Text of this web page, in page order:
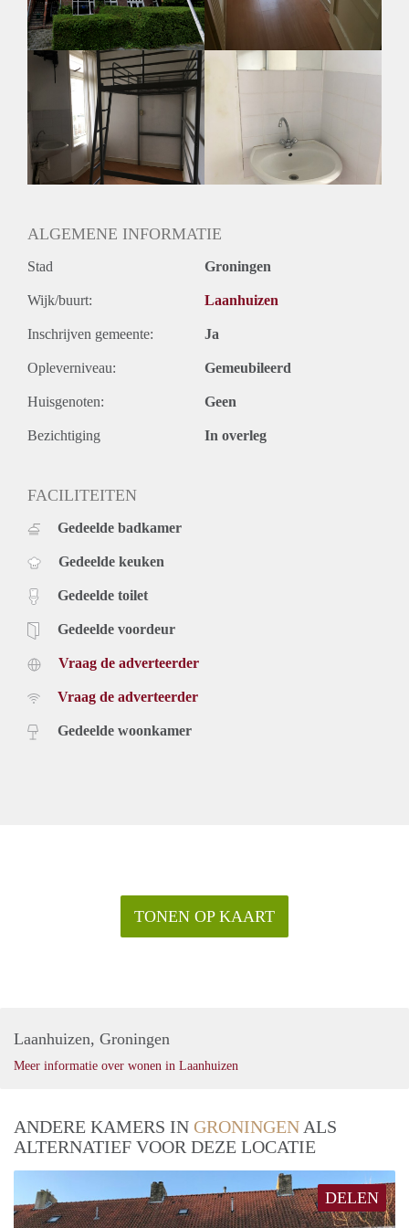
toilet en de badkamer worden gedeeld met drie andere
huisgenoten en zijn van alle gemakken voorzien.
Huurprijs
De huurprijs voor deze kamer bedraagt €538 per maand excl.
ALGEMENE INFORMATIE
Stad Groningen
Wijk/buurt: Laanhuizen
Inschrijven gemeente: Ja
Opleverniveau: Gemeubileerd
Huisgenoten: Geen
Bezichtiging In overleg
FACILITEITEN
Gedeelde badkamer
Gedeelde keuken
Gedeelde toilet
Gedeelde voordeur
Vraag de adverteerder
Vraag de adverteerder
Gedeelde woonkamer
TONEN OP KAART
Laanhuizen, Groningen
Meer informatie over wonen in Laanhuizen
ANDERE KAMERS IN GRONINGEN ALS
ALTERNATIEF VOOR DEZE LOCATIE
DELEN